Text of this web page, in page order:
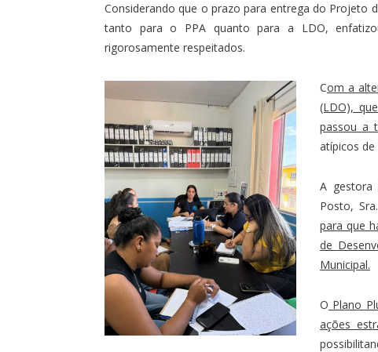
Considerando que o prazo para entrega do Projeto
tanto para o PPA quanto para a LDO,
rigorosamente respeitados.
Com a
(LDO),
passou a
atípicos de
A gestora
Posto,
para que
de
Municipal.
O Plano
ações